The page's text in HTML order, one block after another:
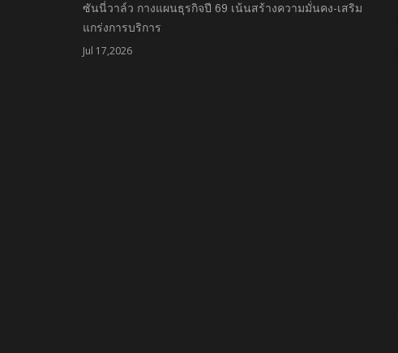
ซันนี่วาล์ว กางแผนธุรกิจปี 69 เน้นสร้างความมั่นคง-เสริม
แกร่งการบริการ
Jul 17,2026